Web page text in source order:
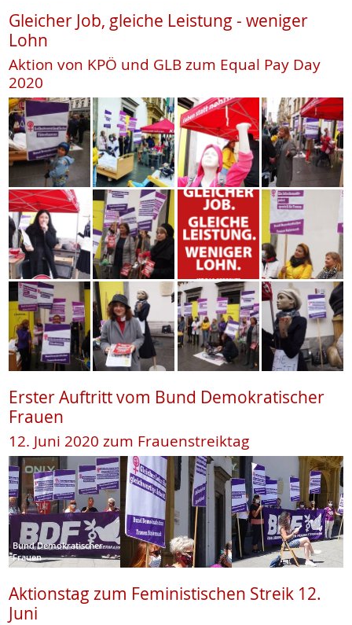
Gleicher Job, gleiche Leistung - weniger
Lohn
Aktion von KPÖ und GLB zum Equal Pay Day
2020
Erster Auftritt vom Bund Demokratischer
Frauen
12. Juni 2020 zum Frauenstreiktag
Bund Demokratischer
Frauen
Aktionstag zum Feministischen Streik 12.
Juni